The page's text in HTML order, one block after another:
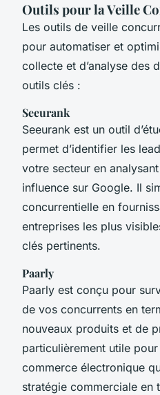
Outils pour la Veille
Les outils de veille
pour automatiser et
collecte et d’analyse des
outils clés :
Seeurank
Seeurank est un outil
permet d’identifier les
votre secteur en
influence sur Google. Il
concurrentielle en
entreprises les plus
clés pertinents.
Paarly
Paarly est conçu pour
de vos concurrents en
nouveaux produits et de
particulièrement utile
commerce électronique
stratégie commerciale en